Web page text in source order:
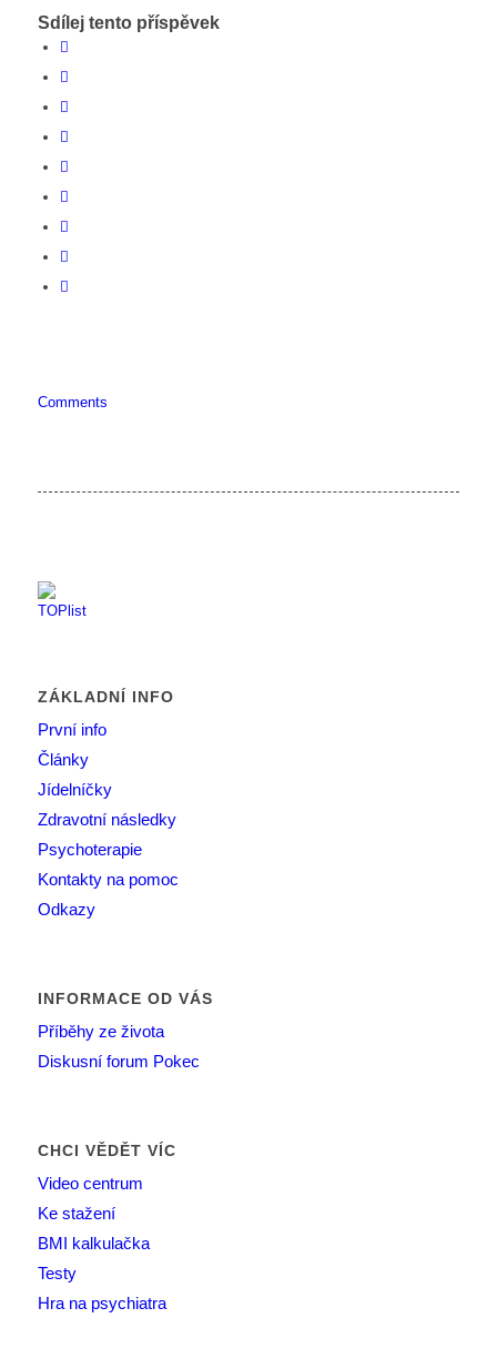
Sdílej tento příspěvek
Comments
ZÁKLADNÍ INFO
První info
Články
Jídelníčky
Zdravotní následky
Psychoterapie
Kontakty na pomoc
Odkazy
INFORMACE OD VÁS
Příběhy ze života
Diskusní forum Pokec
CHCI VĚDĚT VÍC
Video centrum
Ke stažení
BMI kalkulačka
Testy
Hra na psychiatra